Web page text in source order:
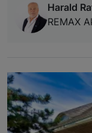
Harald
REMAX